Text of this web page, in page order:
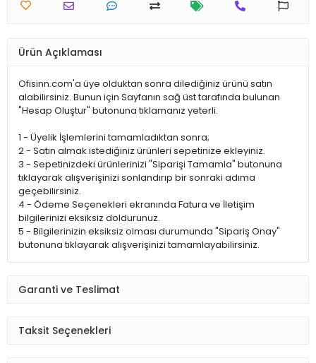
Ürün Açıklaması
Ofisinn.com'a üye olduktan sonra dilediğiniz ürünü satın
alabilirsiniz. Bunun için Sayfanın sağ üst tarafında bulunan
"Hesap Oluştur" butonuna tıklamanız yeterli.
1 - Üyelik İşlemlerini tamamladıktan sonra;
2 - Satın almak istediğiniz ürünleri sepetinize ekleyiniz.
3 - Sepetinizdeki ürünlerinizi "Siparişi Tamamla" butonuna
tıklayarak alışverişinizi sonlandırıp bir sonraki adıma
geçebilirsiniz.
4 - Ödeme Seçenekleri ekranında Fatura ve İletişim
bilgilerinizi eksiksiz doldurunuz.
5 - Bilgilerinizin eksiksiz olması durumunda "Sipariş Onay"
butonuna tıklayarak alışverişinizi tamamlayabilirsiniz.
Garanti ve Teslimat
Taksit Seçenekleri